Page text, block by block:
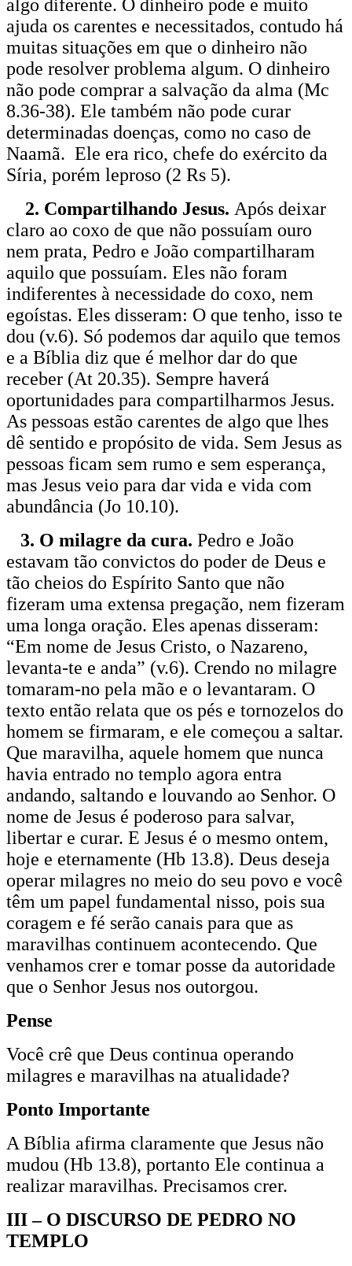
algo diferente. O dinheiro pode e muito
ajuda os carentes e necessitados, contudo há
muitas situações em que o dinheiro não
pode resolver problema algum. O dinheiro
não pode comprar a salvação da alma (Mc
8.36-38). Ele também não pode curar
determinadas doenças, como no caso de
Naamã. Ele era rico, chefe do exército da
Síria, porém leproso (2 Rs 5).
2. Compartilhando Jesus. Após deixar
claro ao coxo de que não possuíam ouro
nem prata, Pedro e João compartilharam
aquilo que possuíam. Eles não foram
indiferentes à necessidade do coxo, nem
egoístas. Eles disseram: O que tenho, isso te
dou (v.6). Só podemos dar aquilo que temos
e a Bíblia diz que é melhor dar do que
receber (At 20.35). Sempre haverá
oportunidades para compartilharmos Jesus.
As pessoas estão carentes de algo que lhes
dê sentido e propósito de vida. Sem Jesus as
pessoas ficam sem rumo e sem esperança,
mas Jesus veio para dar vida e vida com
abundância (Jo 10.10).
3. O milagre da cura. Pedro e João
estavam tão convictos do poder de Deus e
tão cheios do Espírito Santo que não
fizeram uma extensa pregação, nem fizeram
uma longa oração. Eles apenas disseram:
“Em nome de Jesus Cristo, o Nazareno,
levanta-te e anda” (v.6). Crendo no milagre
tomaram-no pela mão e o levantaram. O
texto então relata que os pés e tornozelos do
homem se firmaram, e ele começou a saltar.
Que maravilha, aquele homem que nunca
havia entrado no templo agora entra
andando, saltando e louvando ao Senhor. O
nome de Jesus é poderoso para salvar,
libertar e curar. E Jesus é o mesmo ontem,
hoje e eternamente (Hb 13.8). Deus deseja
operar milagres no meio do seu povo e você
têm um papel fundamental nisso, pois sua
coragem e fé serão canais para que as
maravilhas continuem acontecendo. Que
venhamos crer e tomar posse da autoridade
que o Senhor Jesus nos outorgou.
Pense
Você crê que Deus continua operando
milagres e maravilhas na atualidade?
Ponto Importante
A Bíblia afirma claramente que Jesus não
mudou (Hb 13.8), portanto Ele continua a
realizar maravilhas. Precisamos crer.
III – O DISCURSO DE PEDRO NO
TEMPLO